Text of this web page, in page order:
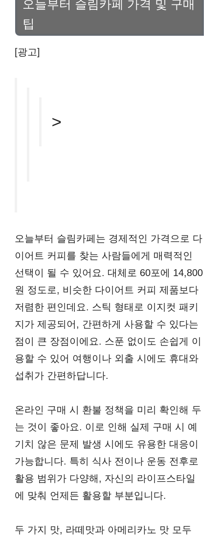
오늘부터 슬림카페 가격 및 구매
팁
[광고]
>
오늘부터 슬림카페는 경제적인 가격으로 다
이어트 커피를 찾는 사람들에게 매력적인
선택이 될 수 있어요. 대체로 60포에 14,800
원 정도로, 비슷한 다이어트 커피 제품보다
저렴한 편인데요. 스틱 형태로 이지컷 패키
지가 제공되어, 간편하게 사용할 수 있다는
점이 큰 장점이에요. 스푼 없이도 손쉽게 이
용할 수 있어 여행이나 외출 시에도 휴대와
섭취가 간편하답니다.
온라인 구매 시 환불 정책을 미리 확인해 두
는 것이 좋아요. 이로 인해 실제 구매 시 예
기치 않은 문제 발생 시에도 유용한 대응이
가능합니다. 특히 식사 전이나 운동 전후로
활용 범위가 다양해, 자신의 라이프스타일
에 맞춰 언제든 활용할 부분입니다.
두 가지 맛, 라떼맛과 아메리카노 맛 모두